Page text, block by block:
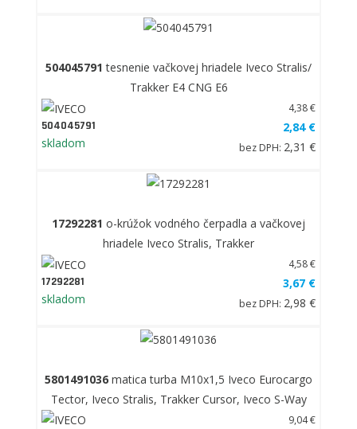
504045791 tesnenie vačkovej hriadele Iveco Stralis/
Trakker E4 CNG E6
504045791
skladom
4,38 €
2,84 €
bez DPH: 2,31 €
17292281 o-krúžok vodného čerpadla a vačkovej
hriadele Iveco Stralis, Trakker
17292281
skladom
4,58 €
3,67 €
bez DPH: 2,98 €
5801491036 matica turba M10x1,5 Iveco Eurocargo
Tector, Iveco Stralis, Trakker Cursor, Iveco S-Way
9,04 €